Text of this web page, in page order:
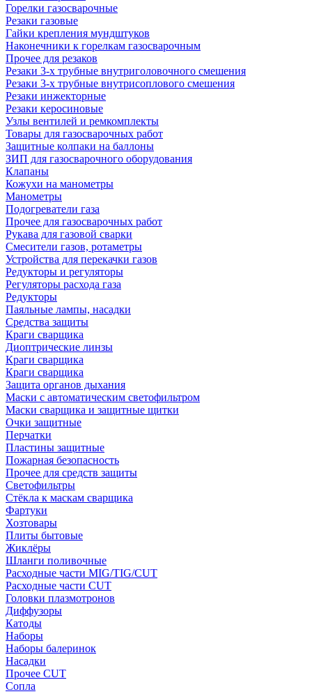
Горелки газосварочные
Резаки газовые
Гайки крепления мундштуков
Наконечники к горелкам газосварочным
Прочее для резаков
Резаки 3-х трубные внутриголовочного смешения
Резаки 3-х трубные внутрисоплового смешения
Резаки инжекторные
Резаки керосиновые
Узлы вентилей и ремкомплекты
Товары для газосварочных работ
Защитные колпаки на баллоны
ЗИП для газосварочного оборудования
Клапаны
Кожухи на манометры
Манометры
Подогреватели газа
Прочее для газосварочных работ
Рукава для газовой сварки
Смесители газов, ротаметры
Устройства для перекачки газов
Редукторы и регуляторы
Регуляторы расхода газа
Редукторы
Паяльные лампы, насадки
Средства защиты
Краги сварщика
Диоптрические линзы
Краги сварщика
Краги сварщика
Защита органов дыхания
Маски с автоматическим светофильтром
Маски сварщика и защитные щитки
Очки защитные
Перчатки
Пластины защитные
Пожарная безопасность
Прочее для средств защиты
Светофильтры
Стёкла к маскам сварщика
Фартуки
Хозтовары
Плиты бытовые
Жиклёры
Шланги поливочные
Расходные части MIG/TIG/CUT
Расходные части CUT
Головки плазмотронов
Диффузоры
Катоды
Наборы
Наборы балеринок
Насадки
Прочее CUT
Сопла